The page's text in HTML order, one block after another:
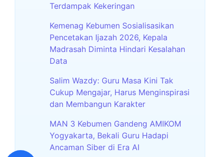
Terdampak Kekeringan
Kemenag Kebumen Sosialisasikan
Pencetakan Ijazah 2026, Kepala
Madrasah Diminta Hindari Kesalahan
Data
Salim Wazdy: Guru Masa Kini Tak
Cukup Mengajar, Harus Menginspirasi
dan Membangun Karakter
MAN 3 Kebumen Gandeng AMIKOM
Yogyakarta, Bekali Guru Hadapi
Ancaman Siber di Era AI